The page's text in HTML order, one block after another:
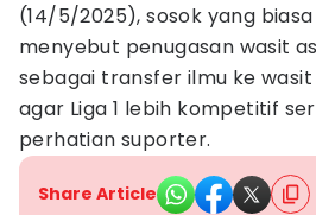
(14/5/2025), sosok yang
menyebut penugasan wasit
sebagai transfer ilmu ke wasit
agar Liga 1 lebih kompetitif
perhatian suporter.
Share Article